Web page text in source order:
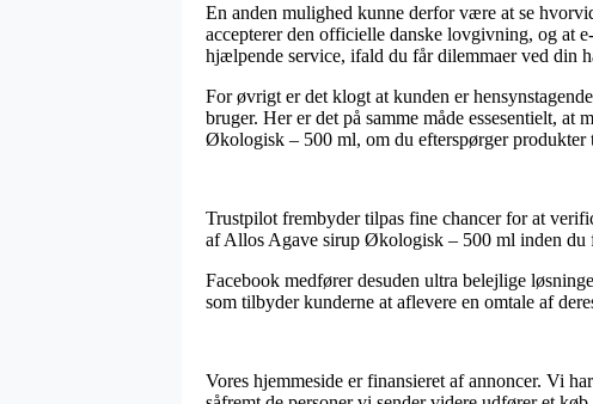
En anden mulighed kunne derfor være at se
accepterer den officielle danske lovgivning, og at
hjælpende service, ifald du får dilemmaer ved din
For øvrigt er det klogt at kunden er
bruger. Her er det på samme måde essesentielt,
Økologisk – 500 ml, om du efterspørger produkter
Trustpilot frembyder tilpas fine chancer for at
af Allos Agave sirup Økologisk – 500 ml inden
Facebook medfører desuden ultra belejlige
som tilbyder kunderne at aflevere en omtale af
Vores hjemmeside er finansieret af annoncer. Vi